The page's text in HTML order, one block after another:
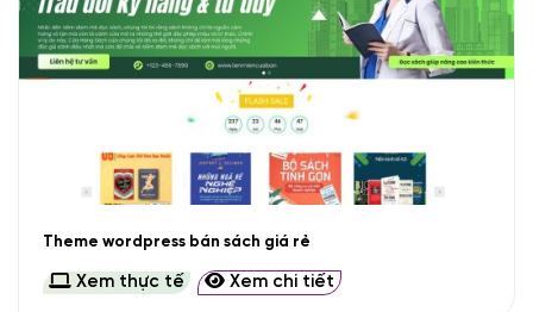
Theme wordpress bán sách giá rẻ
Xem thực tế Xem chi tiết